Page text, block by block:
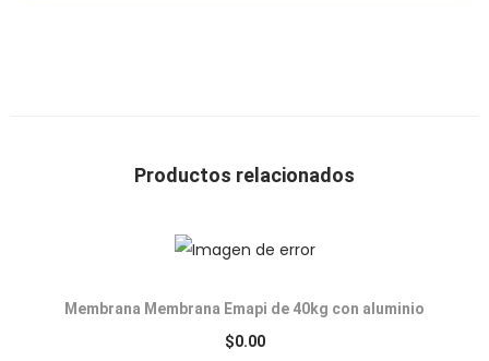
Productos relacionados
Membrana Membrana Emapi de 40kg con aluminio
$0.00